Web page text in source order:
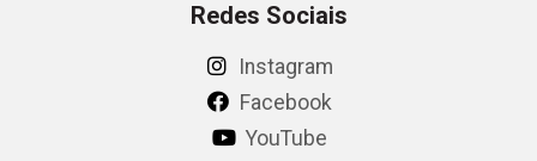
Redes Sociais
Instagram
Facebook
YouTube